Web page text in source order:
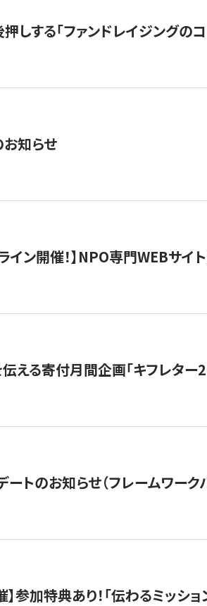
しする「ファンドレイジングの
知らせ
ライン開催！】NPO専門WEBサ
える寄付月間企画「キフレター
ートのお知らせ（フレームワーク
】参加特典あり！「伝わるミッ